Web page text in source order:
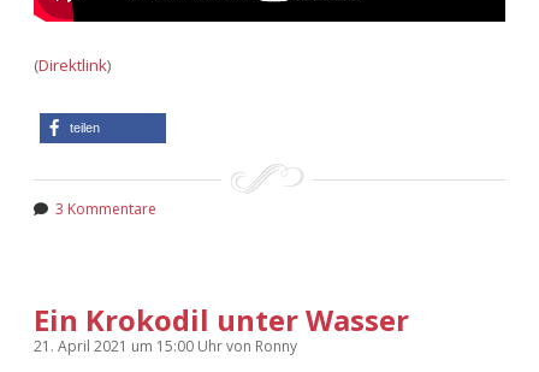
(Direktlink)
teilen
3 Kommentare
Ein Krokodil unter Wasser
21. April 2021 um 15:00 Uhrvon Ronny